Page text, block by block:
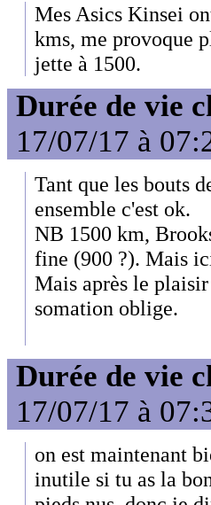
Mes Asics Kinsei
kms, me provoque
jette à 1500.
Durée de vie
17/07/17 à
Tant que les bouts
ensemble c'est ok.
NB 1500 km,
fine (900 ?). Mais
Mais après le
somation oblige.
Durée de vie
17/07/17 à
on est maintenant
inutile si tu as la